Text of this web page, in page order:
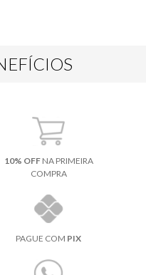
10% OFFNA PRIMEIRA
COMPRA
PAGUE COM PIX